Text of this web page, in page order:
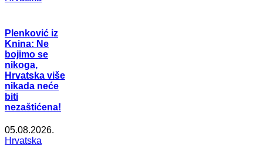
Plenković iz
Knina: Ne
bojimo se
nikoga,
Hrvatska više
nikada neće
biti
nezaštićena!
05.08.2026.
Hrvatska